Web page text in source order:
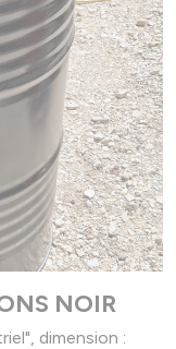
NOIR
dimension :